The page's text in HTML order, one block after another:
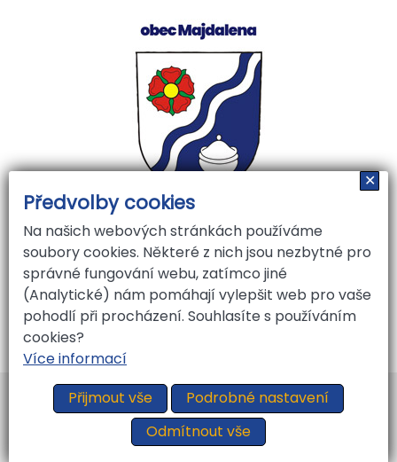
Vytvořil
ARGON systems
Tvorba webových stránekRAZ DVA WEB
Cookies
Předvolby cookies
Na našich webových stránkách používáme
soubory cookies. Některé z nich jsou nezbytné pro
správné fungování webu, zatímco jiné
(Analytické) nám pomáhají vylepšit web pro vaše
pohodlí při procházení. Souhlasíte s používáním
cookies?
Více informací
Přijmout vše
Podrobné nastavení
Odmítnout vše
✕